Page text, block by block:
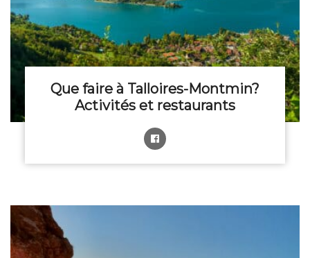
Que faire à Talloires-Montmin?
Activités et restaurants